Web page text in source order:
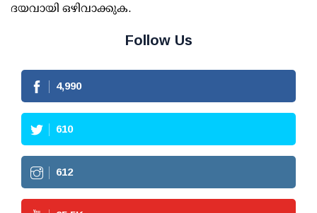
ദയവായി ഒഴിവാക്കുക.
Follow Us
4,990
610
612